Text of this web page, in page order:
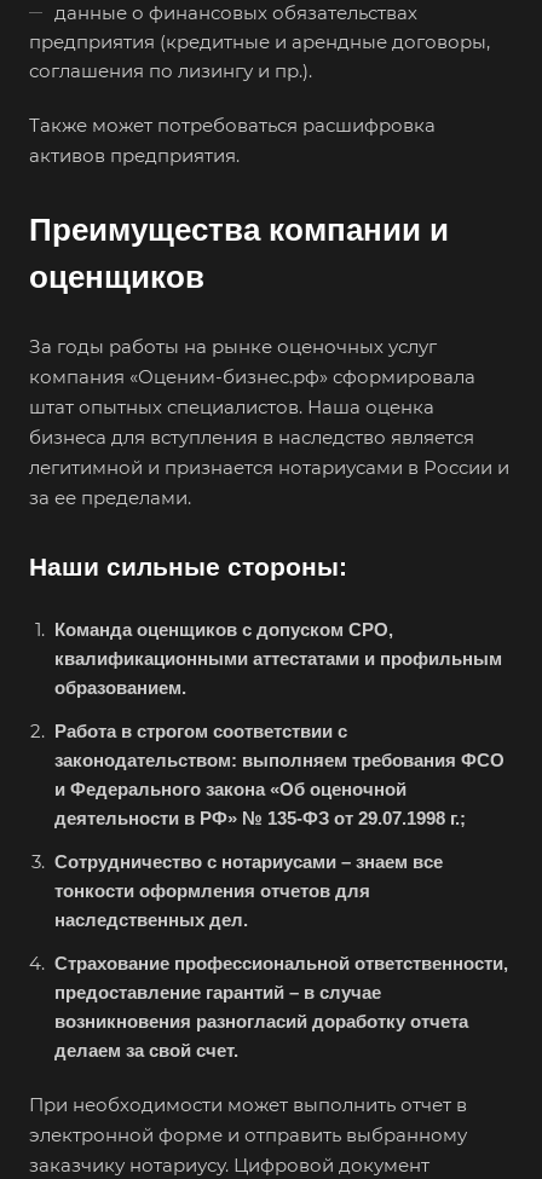
данные о финансовых обязательствах
предприятия (кредитные и арендные договоры,
соглашения по лизингу и пр.).
Также может потребоваться расшифровка
активов предприятия.
Преимущества компании и
оценщиков
За годы работы на рынке оценочных услуг
компания «Оценим-бизнес.рф» сформировала
штат опытных специалистов. Наша оценка
бизнеса для вступления в наследство является
легитимной и признается нотариусами в России и
за ее пределами.
Наши сильные стороны:
Команда оценщиков с допуском СРО,
квалификационными аттестатами и профильным
образованием.
Работа в строгом соответствии с
законодательством: выполняем требования ФСО
и Федерального закона «Об оценочной
деятельности в РФ» № 135-ФЗ от 29.07.1998 г.;
Сотрудничество с нотариусами – знаем все
тонкости оформления отчетов для
наследственных дел.
Страхование профессиональной ответственности,
предоставление гарантий – в случае
возникновения разногласий доработку отчета
делаем за свой счет.
При необходимости может выполнить отчет в
электронной форме и отправить выбранному
заказчику нотариусу. Цифровой документ
Белогорск
Белорецк
Березники
Биробиджан
Бирюч
Благовещенск
Благодарный
Большой Камень
Борисоглебск
Боровичи
Братск
Бронницы
Бугульма
Бугуруслан
Бузулук
Буй
Буйнакск
Валдай
Валуйки